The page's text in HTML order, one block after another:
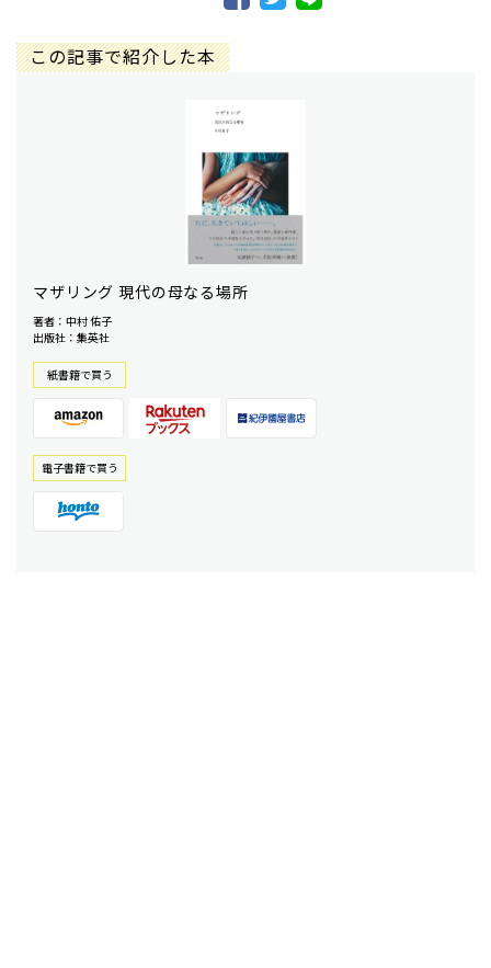
この記事で紹介した本
マザリング 現代の母なる場所
著者：中村 佑子
出版社：集英社
紙書籍で買う
電⼦書籍で買う